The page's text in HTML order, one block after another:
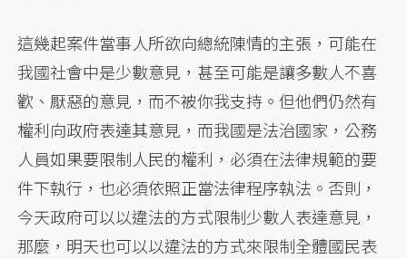
這幾起案件當事人所欲向總統陳情的主張，可能在
我國社會中是少數意見，甚至可能是讓多數人不喜
歡、厭惡的意見，而不被你我支持。但他們仍然有
權利向政府表達其意見，而我國是法治國家，公務
人員如果要限制人民的權利，必須在法律規範的要
件下執行，也必須依照正當法律程序執法。否則，
今天政府可以以違法的方式限制少數人表達意見，
那麼，明天也可以以違法的方式來限制全體國民表